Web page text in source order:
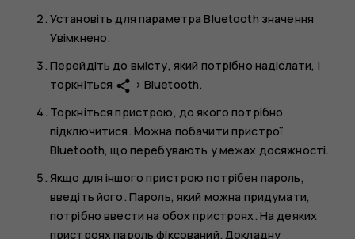
Установіть для параметраBluetooth значення
Увімкнено.
Перейдіть до вмісту, який потрібно надіслати, і
торкніться share > Bluetooth.
Торкніться пристрою, до якого потрібно
підключитися. Можна побачити пристрої
Bluetooth, що перебувають у межах досяжності.
Якщо для іншого пристрою потрібен пароль,
введіть його. Пароль, який можна придумати,
потрібно ввести на обох пристроях. На деяких
пристроях пароль фіксований. Докладну